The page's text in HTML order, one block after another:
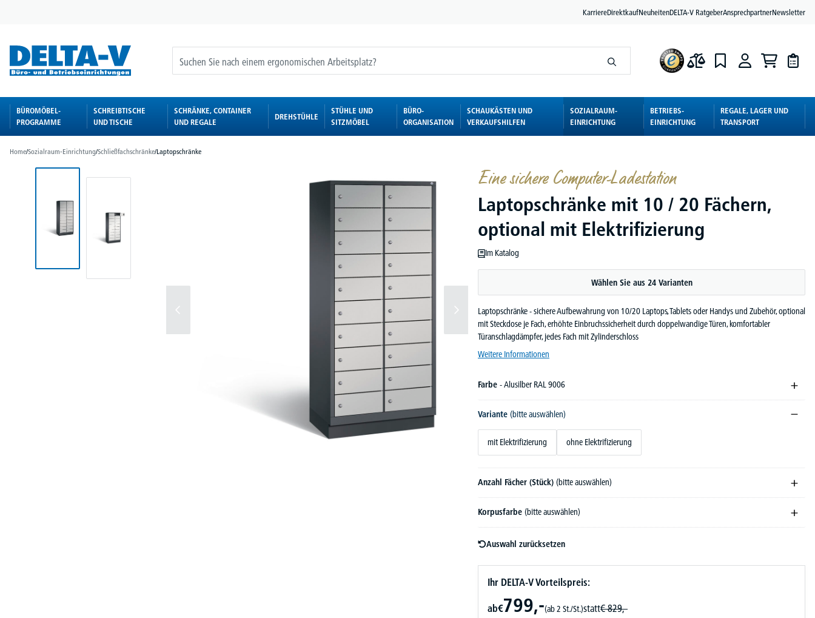
KarriereDirektkaufNeuheitenDELTA-V RatgeberAnsprechpartnerNewsletter
BÜROMÖBEL-
PROGRAMME
SCHREIBTISCHE
UND TISCHE
SCHRÄNKE, CONTAINER
UND REGALE
DREHSTÜHLE
STÜHLE UND
SITZMÖBEL
BÜRO-
ORGANISATION
SCHAUKÄSTEN UND
VERKAUFSHILFEN
SOZIALRAUM-
EINRICHTUNG
BETRIEBS-
EINRICHTUNG
REGALE, LAGER UND
TRANSPORT
Home/Sozialraum-Einrichtung/Schließfachschränke/Laptopschränke
Eine sichere Computer-Ladestation
Laptopschränke mit 10 / 20 Fächern,
optional mit Elektrifizierung
Im Katalog
Wählen Sie aus 24 Varianten
Laptopschränke - sichere Aufbewahrung von 10/20 Laptops, Tablets oder Handys und Zubehör, optional
mit Steckdose je Fach, erhöhte Einbruchssicherheit durch doppelwandige Türen, komfortabler
Türanschlagdämpfer, jedes Fach mit Zylinderschloss
Weitere Informationen
Farbe - Alusilber RAL 9006
Variante (bitte auswählen)
mit Elektrifizierung ohne Elektrifizierung
Anzahl Fächer (Stück) (bitte auswählen)
Korpusfarbe (bitte auswählen)
Auswahl zurücksetzen
Ihr DELTA-V Vorteilspreis:
ab€799,-(ab 2 St./St.)statt€ 829,-